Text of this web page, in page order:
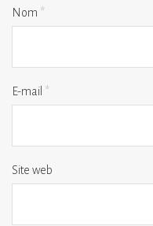
Nom *
E-mail *
Site web